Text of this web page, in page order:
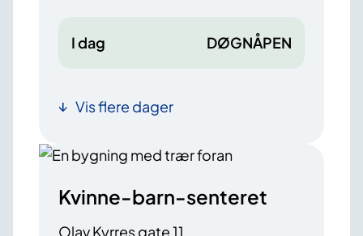
I dag DØGNÅPEN
Vis flere dager
Kvinne-barn-senteret
Olav Kyrres gate 11